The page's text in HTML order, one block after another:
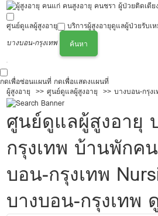
ศูนย์ดูแลผู้สูงอายุ บริการผู้สูงอายุดูแลผู้ป่วยรับเ
บางบอน-กรุงเทพ
ค้นหา
กดเพื่อซ่อนแผนที่ กดเพื่อแสดงแผนที่
ผู้สูงอายุ
ศูนย์ดูแลผู้สูงอายุ บางบอน-กรุง
ศูนย์ดูแลผู้สูงอายุ
กรุงเทพ บ้านพักค
บอน-กรุงเทพ
บางบอน-กรุงเทพ